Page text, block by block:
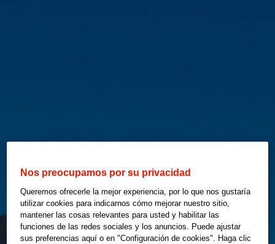
Nos preocupamos por su privacidad
Queremos ofrecerle la mejor experiencia, por lo que nos gustaría
utilizar cookies para indicarnos cómo mejorar nuestro sitio,
mantener las cosas relevantes para usted y habilitar las
funciones de las redes sociales y los anuncios. Puede ajustar
sus preferencias aquí o en "Configuración de cookies". Haga clic